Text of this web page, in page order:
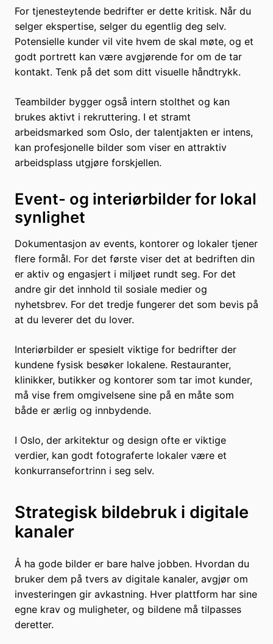
For tjenesteytende bedrifter er dette kritisk. Når du
selger ekspertise, selger du egentlig deg selv.
Potensielle kunder vil vite hvem de skal møte, og et
godt portrett kan være avgjørende for om de tar
kontakt. Tenk på det som ditt visuelle håndtrykk.
Teambilder bygger også intern stolthet og kan
brukes aktivt i rekruttering. I et stramt
arbeidsmarked som Oslo, der talentjakten er intens,
kan profesjonelle bilder som viser en attraktiv
arbeidsplass utgjøre forskjellen.
Event- og interiørbilder for lokal
synlighet
Dokumentasjon av events, kontorer og lokaler tjener
flere formål. For det første viser det at bedriften din
er aktiv og engasjert i miljøet rundt seg. For det
andre gir det innhold til sosiale medier og
nyhetsbrev. For det tredje fungerer det som bevis på
at du leverer det du lover.
Interiørbilder er spesielt viktige for bedrifter der
kundene fysisk besøker lokalene. Restauranter,
klinikker, butikker og kontorer som tar imot kunder,
må vise frem omgivelsene sine på en måte som
både er ærlig og innbydende.
I Oslo, der arkitektur og design ofte er viktige
verdier, kan godt fotograferte lokaler være et
konkurransefortrinn i seg selv.
Strategisk bildebruk i digitale
kanaler
Å ha gode bilder er bare halve jobben. Hvordan du
bruker dem på tvers av digitale kanaler, avgjør om
investeringen gir avkastning. Hver plattform har sine
egne krav og muligheter, og bildene må tilpasses
deretter.